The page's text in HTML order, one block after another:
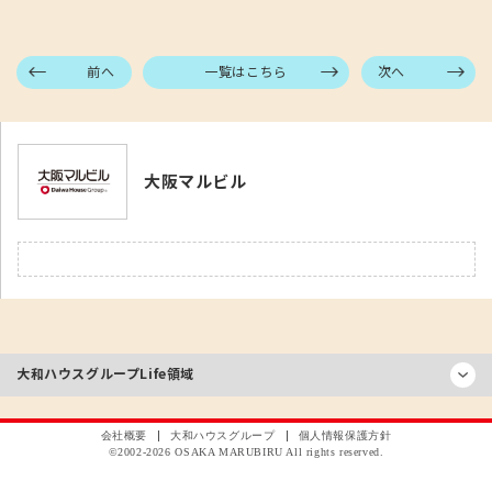
前へ 一覧はこちら 次へ
大阪マルビル
大和ハウスグループLife領域
会社概要 大和ハウスグループ
個人情報保護方針
©2002-2026 OSAKA MARUBIRU All rights reserved.